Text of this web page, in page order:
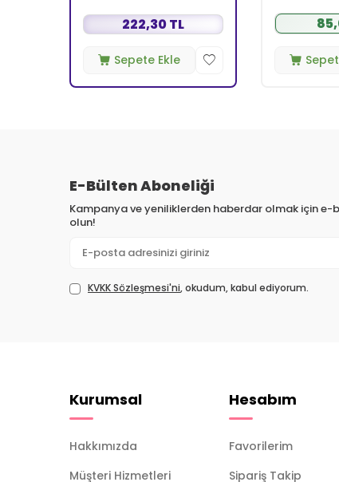
222,30 TL
Sepete Ekle
E-Bülten Aboneliği
Kampanya ve yeniliklerden haberdar olmak için e-
olun!
KVKK Sözleşmesi'ni, okudum, kabul ediyorum.
Kurumsal
Hakkımızda
Müşteri Hizmetleri
Hesabım
Favorilerim
Sipariş Takip